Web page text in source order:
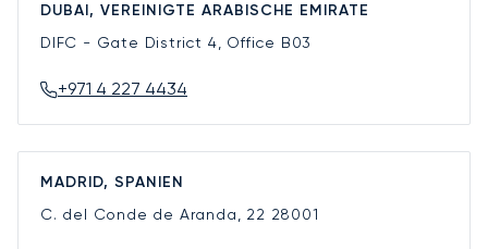
DUBAI, VEREINIGTE ARABISCHE EMIRATE
DIFC - Gate District 4, Office B03
+971 4 227 4434
MADRID, SPANIEN
C. del Conde de Aranda, 22 28001